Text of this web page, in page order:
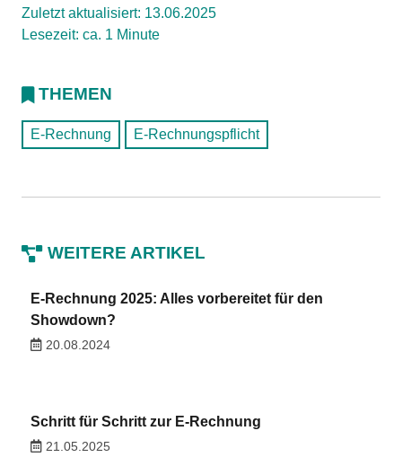
Zuletzt aktualisiert: 13.06.2025
Lesezeit: ca. 1 Minute
THEMEN
E-Rechnung E-Rechnungspflicht
WEITERE ARTIKEL
E-Rechnung 2025: Alles vorbereitet für den
Showdown?
20.08.2024
Schritt für Schritt zur E-Rechnung
21.05.2025